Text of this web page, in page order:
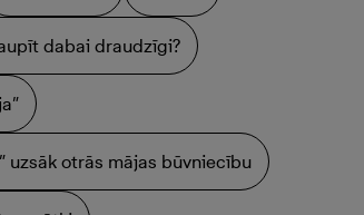
dabai draudzīgi?
uzsāk otrās mājas būvniecību